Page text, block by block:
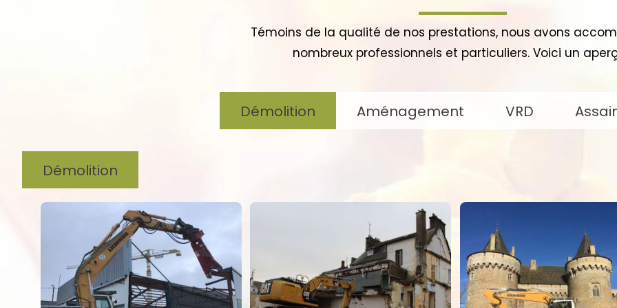
Témoins de la qualité de nos prestations, nous avons
nombreux professionnels et particuliers. Voici un
Démolition Aménagement VRD
Démolition